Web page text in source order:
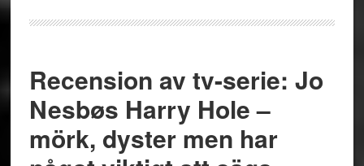
Recension av tv-serie: Jo
Nesbøs Harry Hole –
mörk, dyster men har